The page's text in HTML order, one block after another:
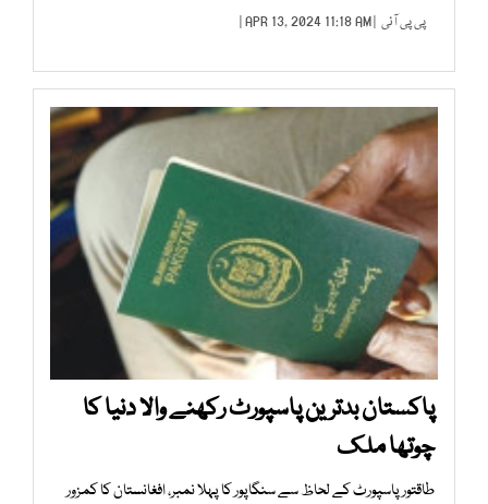
پی پی آئی | APR 13, 2024 11:18 AM |
پاکستان بدترین پاسپورٹ رکھنے والا دنیا کا
چوتھا ملک
طاقتور پاسپورٹ کے لحاظ سے سنگاپور کا پہلا نمبر، افغانستان کا کمزور